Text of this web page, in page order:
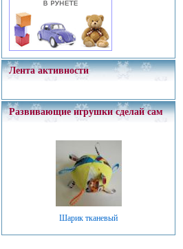
Лента активности
Развивающие игрушки сделай сам
Шарик тканевый